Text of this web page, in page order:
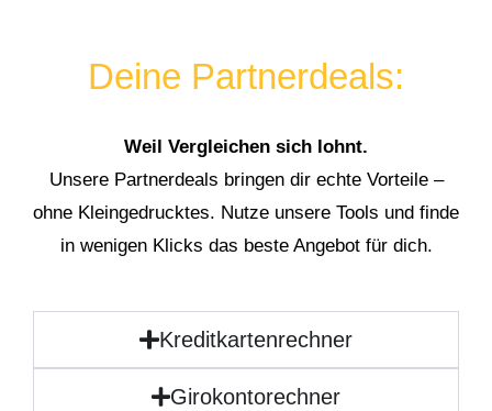
Deine Partnerdeals:
Weil Vergleichen sich lohnt.
Unsere Partnerdeals bringen dir echte Vorteile –
ohne Kleingedrucktes. Nutze unsere Tools und finde
in wenigen Klicks das beste Angebot für dich.
Kreditkartenrechner
Girokontorechner